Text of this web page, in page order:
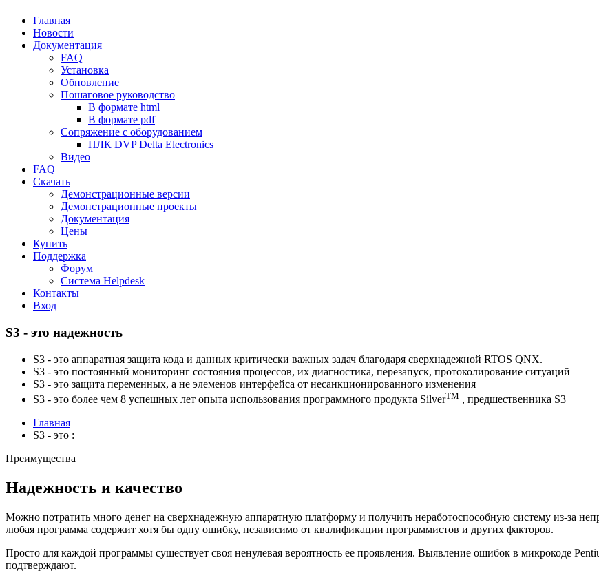
Главная
Новости
Документация
FAQ
Установка
Обновление
Пошаговое руководство
В формате html
В формате pdf
Сопряжение с оборудованием
ПЛК DVP Delta Electronics
Видео
FAQ
Скачать
Демонстрационные версии
Демонстрационные проекты
Документация
Цены
Купить
Поддержка
Форум
Система Helpdesk
Контакты
Вход
S3 - это надежность
S3 - это аппаратная защита кода и данных критически важных задач благодаря сверхнадежной RTOS QNX.
S3 - это постоянный мониторинг состояния процессов, их диагностика, перезапуск, протоколирование ситуаций
S3 - это защита переменных, а не элеменов интерфейса от несанкционированного изменения
S3 - это более чем 8 успешных лет опыта использования программного продукта SilverTM , предшественника S3
Главная
S3 - это :
Преимущества
Надежность и качество
Можно потратить много денег на сверхнадежную аппаратную платформу и получить неработоспособную систему из-за
любая программа содержит хотя бы одну ошибку, независимо от квалификации программистов и других факторов.
Просто для каждой программы существует своя ненулевая вероятность ее проявления. Выявление ошибок в микрокоде
подтверждают.